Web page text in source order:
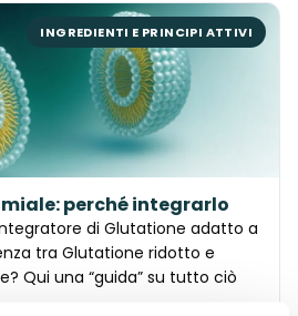
INGREDIENTI E PRINCIPI ATTIVI
perché integrarlo
di Glutatione adatto a
tra Glutatione ridotto e
Qui una “guida” su tutto ciò